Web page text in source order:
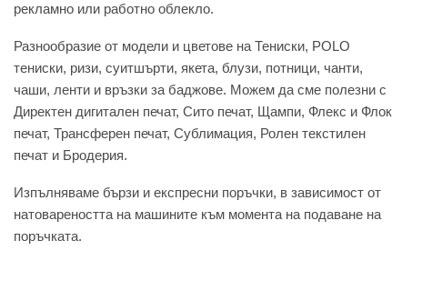
рекламно или работно облекло.
Разнообразие от модели и цветове на Тениски, POLO
тениски, ризи, суитшърти, якета, блузи, потници, чанти,
чаши, ленти и връзки за баджове. Можем да сме полезни с
Директен дигитален печат, Сито печат, Щампи, Флекс и Флок
печат, Трансферен печат, Сублимация, Ролен текстилен
печат и Бродерия.
Изпълняваме бързи и експресни поръчки, в зависимост от
натовареността на машините към момента на подаване на
поръчката.